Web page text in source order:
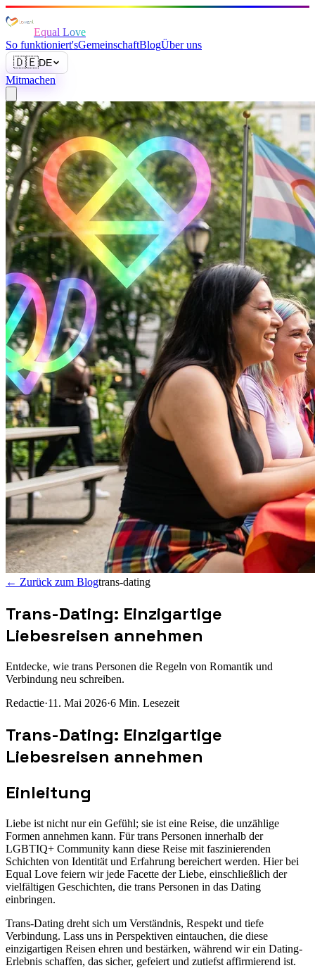
Equal Love
So funktioniert'sGemeinschaftBlogÜber uns
🇩🇪DE
Mitmachen
← Zurück zum Blogtrans-dating
Trans-Dating: Einzigartige
Liebesreisen annehmen
Entdecke, wie trans Personen die Regeln von Romantik und
Verbindung neu schreiben.
Redactie·11. Mai 2026·6 Min. Lesezeit
Trans-Dating: Einzigartige
Liebesreisen annehmen
Einleitung
Liebe ist nicht nur ein Gefühl; sie ist eine Reise, die unzählige
Formen annehmen kann. Für trans Personen innerhalb der
LGBTIQ+ Community kann diese Reise mit faszinierenden
Schichten von Identität und Erfahrung bereichert werden. Hier bei
Equal Love feiern wir jede Facette der Liebe, einschließlich der
vielfältigen Geschichten, die trans Personen in das Dating
einbringen.
Trans-Dating dreht sich um Verständnis, Respekt und tiefe
Verbindung. Lass uns in Perspektiven eintauchen, die diese
einzigartigen Reisen ehren und bestärken, während wir ein Dating-
Erlebnis schaffen, das sicher, gefeiert und zutiefst affirmierend ist.